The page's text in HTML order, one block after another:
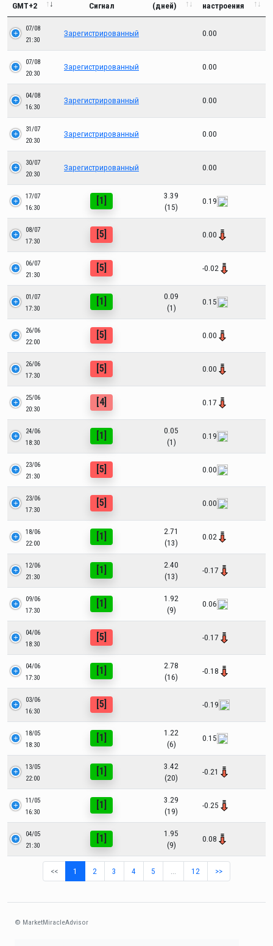
GMT+2
Сигнал
(дней)
настроения
07/08
21:30
Зарегистрированный 0.00
07/08
20:30
Зарегистрированный 0.00
04/08
16:30
Зарегистрированный 0.00
31/07
20:30
Зарегистрированный 0.00
30/07
20:30
Зарегистрированный 0.00
17/07
16:30
[1]
3.39
(15)
0.19
08/07
17:30
[5] 0.00
06/07
21:30
[5] -0.02
01/07
17:30
[1]
0.09
(1)
0.15
26/06
22:00
[5] 0.00
26/06
17:30
[5] 0.00
25/06
20:30
[4] 0.17
24/06
18:30
[1]
0.05
(1)
0.19
23/06
21:30
[5] 0.00
23/06
17:30
[5] 0.00
18/06
22:00
[1]
2.71
(13)
0.02
12/06
21:30
[1]
2.40
(13)
-0.17
09/06
17:30
[1]
1.92
(9)
0.06
04/06
18:30
[5] -0.17
04/06
17:30
[1]
2.78
(16)
-0.18
03/06
16:30
[5] -0.19
18/05
18:30
[1]
1.22
(6)
0.15
13/05
22:00
[1]
3.42
(20)
-0.21
11/05
16:30
[1]
3.29
(19)
-0.25
04/05
21:30
[1]
1.95
(9)
0.08
<< 1 2 3 4 5 12 >>
© MarketMiracleAdvisor